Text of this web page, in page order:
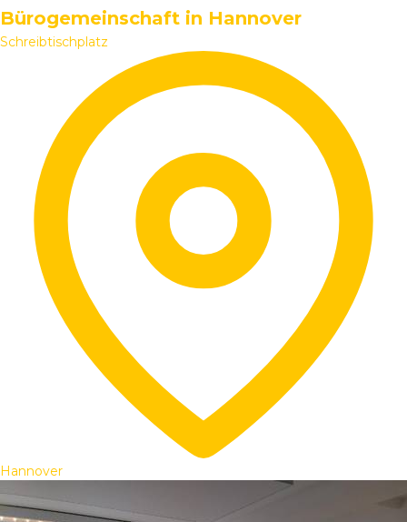
Bürogemeinschaft in Hannover
Schreibtischplatz
Hannover